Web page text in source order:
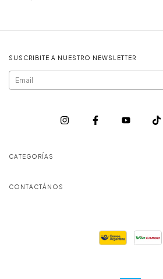
SUSCRIBITE A NUESTRO NEWSLETTER
CATEGORÍAS
CONTACTÁNOS